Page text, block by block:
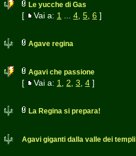
Le yucche di Gas
[ Vai a: 1 4, 5, 6 ]
Agave regina
Agavi che passione
[ Vai a: 1 2 3 4]
La Regina si prepara!
Agavi giganti dalla valle dei templi